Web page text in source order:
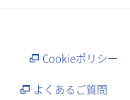
Cookieポリシー
よくあるご質問